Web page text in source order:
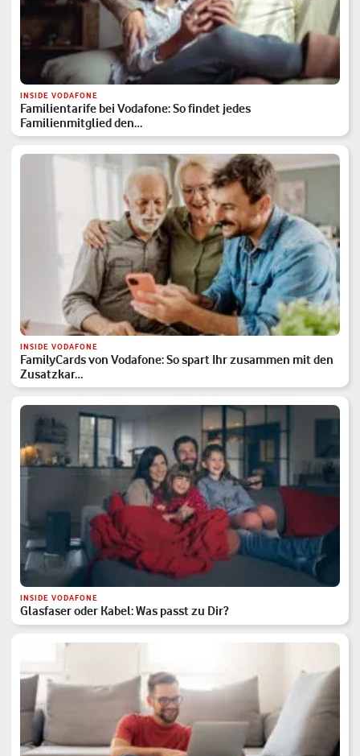
INSIDE VODAFONE
Familientarife bei Vodafone: So findet jedes
Familienmitglied den…
INSIDE VODAFONE
FamilyCards von Vodafone: So spart Ihr zusammen mit den
Zusatzkar…
INSIDE VODAFONE
Glasfaser oder Kabel: Was passt zu Dir?